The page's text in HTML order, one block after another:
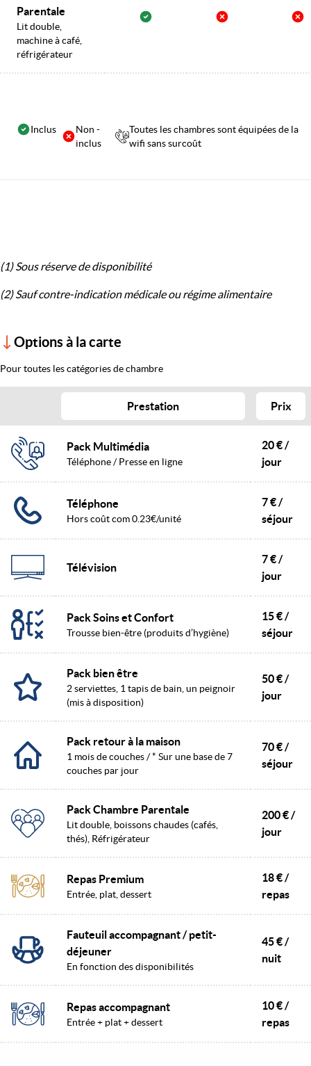
Parentale
Lit double,
machine à café,
réfrigérateur
Inclus
Non -
inclus
Toutes les chambres sont équipées de la
wifi sans surcoût
(1) Sous réserve de disponibilité
(2) Sauf contre-indication médicale ou régime alimentaire
Options à la carte
Pour toutes les catégories de chambre
Prestation Prix
Pack Multimédia
Téléphone / Presse en ligne
20 € /
jour
Téléphone
Hors coût com 0.23€/unité
7 € /
séjour
Télévision
7 € /
jour
Pack Soins et Confort
Trousse bien-être (produits d’hygiène)
15 € /
séjour
Pack bien être
2 serviettes, 1 tapis de bain, un peignoir
(mis à disposition)
50 € /
jour
Pack retour à la maison
1 mois de couches / * Sur une base de 7
couches par jour
70 € /
séjour
Pack Chambre Parentale
Lit double, boissons chaudes (cafés,
thés), Réfrigérateur
200 € /
jour
Repas Premium
Entrée, plat, dessert
18 € /
repas
Fauteuil accompagnant / petit-
déjeuner
En fonction des disponibilités
45 € /
nuit
Repas accompagnant
Entrée + plat + dessert
10 € /
repas